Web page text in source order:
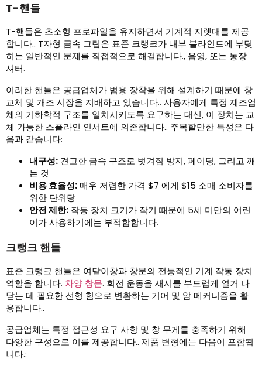
T-핸들
T-핸들은 초소형 프로파일을 유지하면서 기계적 지렛대를 제공
합니다.. T자형 금속 그립은 표준 크랭크가 내부 블라인드에 부딪
히는 일반적인 문제를 직접적으로 해결합니다., 음영, 또는 농장
셔터.
이러한 핸들은 공급업체가 범용 장착을 위해 설계하기 때문에 창
교체 및 개조 시장을 지배하고 있습니다.. 사용자에게 특정 제조업
체의 기하학적 구조를 일치시키도록 요구하는 대신, 이 장치는 교
체 가능한 스플라인 인서트에 의존합니다.. 주목할만한 특성은 다
음과 같습니다:
내구성: 견고한 금속 구조로 벗겨짐 방지, 페이딩, 그리고 깨
는 것
비용 효율성:매우 저렴한 가격 $7 에게 $15 소매 소비자를
위한 단위당
안전 제한: 작동 장치 크기가 작기 때문에 5세 미만의 어린
이가 사용하기에는 부적합합니다.
크랭크 핸들
표준 크랭크 핸들은 여닫이창과 창문의 전통적인 기계 작동 장치
역할을 합니다. 차양 창문. 회전 운동을 새시를 부드럽게 열거 나
닫는 데 필요한 선형 힘으로 변환하는 기어 및 암 메커니즘을 활
용합니다..
공급업체는 특정 접근성 요구 사항 및 창 무게를 충족하기 위해
다양한 구성으로 이를 제공합니다.. 제품 변형에는 다음이 포함됩
니다.: